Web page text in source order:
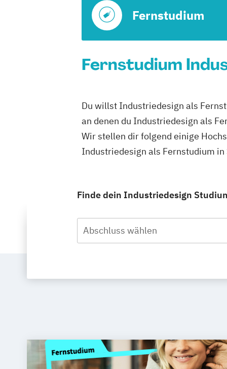
Fernstudium
Fernstudium
Du willst Industriedesign als
an denen du Industriedesign als
Wir stellen dir folgend einige
Industriedesign als Fernstudium
Finde dein Industriedesign
Abschluss wählen